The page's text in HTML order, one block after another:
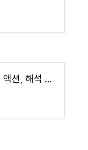
범죄도시3 리뷰 : 줄거리, 액션, 해석 완벽 가이드